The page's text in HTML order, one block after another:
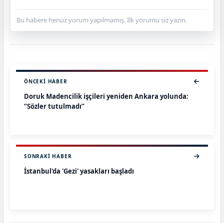
Bu habere henüz yorum yapılmamış. İlk yorumu siz yazın.
ÖNCEKI HABER
Doruk Madencilik işçileri yeniden Ankara yolunda:
“Sözler tutulmadı”
SONRAKI HABER
İstanbul'da 'Gezi' yasakları başladı